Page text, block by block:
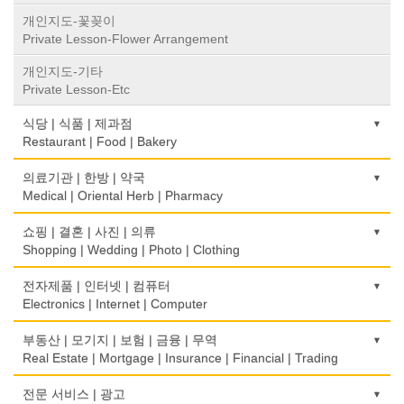
개인지도-꽃꽂이
Private Lesson-Flower Arrangement
개인지도-기타
Private Lesson-Etc
식당 | 식품 | 제과점
Restaurant | Food | Bakery
농장
Farm
떡집/방앗간
Rice Cake
생선가게
Fish Market
Restaurant
식당장비
Food Equipment
의료기관 | 한방 | 약국
Medical | Oriental Herb | Pharmacy
의사-검안의
Optometrist
보청기
Hearing Aid
Bidet
Psychologist/Psychiatrist
쇼핑 | 결혼 | 사진 | 의류
Shopping | Wedding | Photo | Clothing
한복집
Korean Costume
유리/거울/액자
Glass/Mirror/Frame
전자제품 | 인터넷 | 컴퓨터
Electronics | Internet | Computer
금전등록기
Cash Register
인터넷 서비스/까페
부동산 | 모기지 | 보험 | 금융 | 무역
Real Estate | Mortgage | Insurance | Financial | Trading
도매
전문 서비스 | 광고